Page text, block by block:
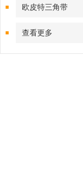
欧皮特三角带
查看更多